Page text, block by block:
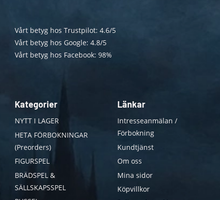
Vårt betyg hos Trustpilot: 4.6/5
Vårt betyg hos Google: 4.8/5
Vårt betyg hos Facebook: 98%
Kategorier
NYTT I LAGER
HETA FÖRBOKNINGAR
(Preorders)
FIGURSPEL
BRÄDSPEL &
SÄLLSKAPSSPEL
Länkar
Intresseanmälan /
Förbokning
Kundtjänst
Om oss
Mina sidor
Köpvillkor